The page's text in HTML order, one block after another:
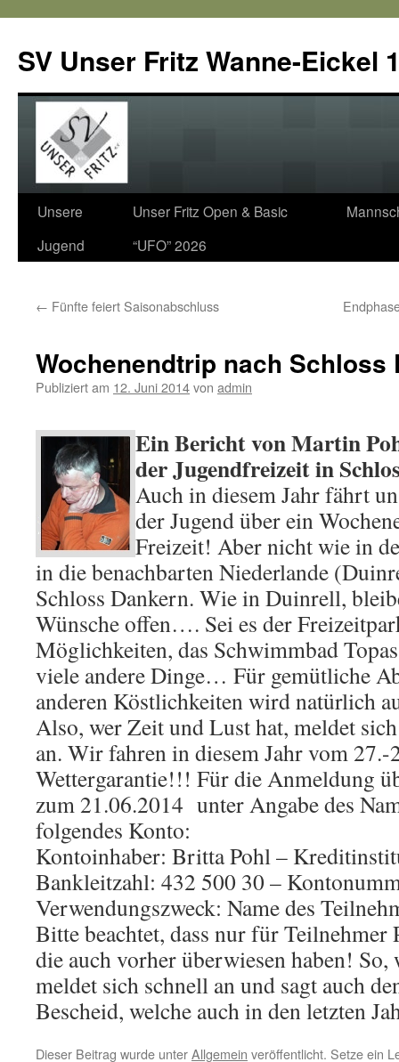
SV Unser Fritz Wanne-Eickel
Zum
Inhalt
Unsere
Jugend
Unser Fritz Open & Basic
“UFO” 2026
← Fünfte feiert Saisonabschluss
Wochenendtrip nach Schloss
Publiziert am 12. Juni 2014von admin
Ein Bericht von Martin
der Jugendfreizeit in
Auch in diesem Jahr fährt
der Jugend über ein
Freizeit! Aber nicht wie in
in die benachbarten Niederlande
Schloss Dankern. Wie in Duinrell,
Wünsche offen…. Sei es der
Möglichkeiten, das Schwimmbad
viele andere Dinge… Für gemütliche
anderen Köstlichkeiten wird natürlich
Also, wer Zeit und Lust hat, meldet
an. Wir fahren in diesem Jahr vom 27.-
Wettergarantie!!! Für die Anmeldung
zum 21.06.2014 unter Angabe des
folgendes Konto:
Kontoinhaber: Britta Pohl –
Bankleitzahl: 432 500 30 –
Verwendungszweck: Name des
Bitte beachtet, dass nur für Teilnehmer
die auch vorher überwiesen haben! So,
meldet sich schnell an und sagt auch
Bescheid, welche auch in den letzten
Dieser Beitrag wurde unterAllgemein veröffentlicht. Setze ein